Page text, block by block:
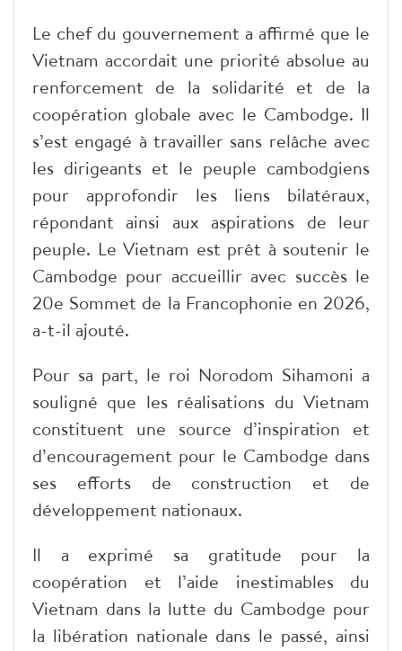
Le chef du gouvernement a affirmé que le
Vietnam accordait une priorité absolue au
renforcement de la solidarité et de la
coopération globale avec le Cambodge. Il
s’est engagé à travailler sans relâche avec
les dirigeants et le peuple cambodgiens
pour approfondir les liens bilatéraux,
répondant ainsi aux aspirations de leur
peuple. Le Vietnam est prêt à soutenir le
Cambodge pour accueillir avec succès le
20e Sommet de la Francophonie en 2026,
a-t-il ajouté.
Pour sa part, le roi Norodom Sihamoni a
souligné que les réalisations du Vietnam
constituent une source d’inspiration et
d’encouragement pour le Cambodge dans
ses efforts de construction et de
développement nationaux.
Il a exprimé sa gratitude pour la
coopération et l’aide inestimables du
Vietnam dans la lutte du Cambodge pour
la libération nationale dans le passé, ainsi